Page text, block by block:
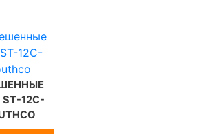
12C-